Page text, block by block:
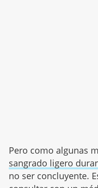
Pero como algunas
sangrado ligero
no ser concluyente.